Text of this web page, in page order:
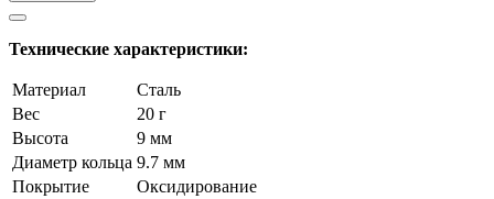
Технические характеристики:
Материал
Сталь
Вес
20 г
Высота
9 мм
Диаметр кольца 9.7 мм
Покрытие
Оксидирование